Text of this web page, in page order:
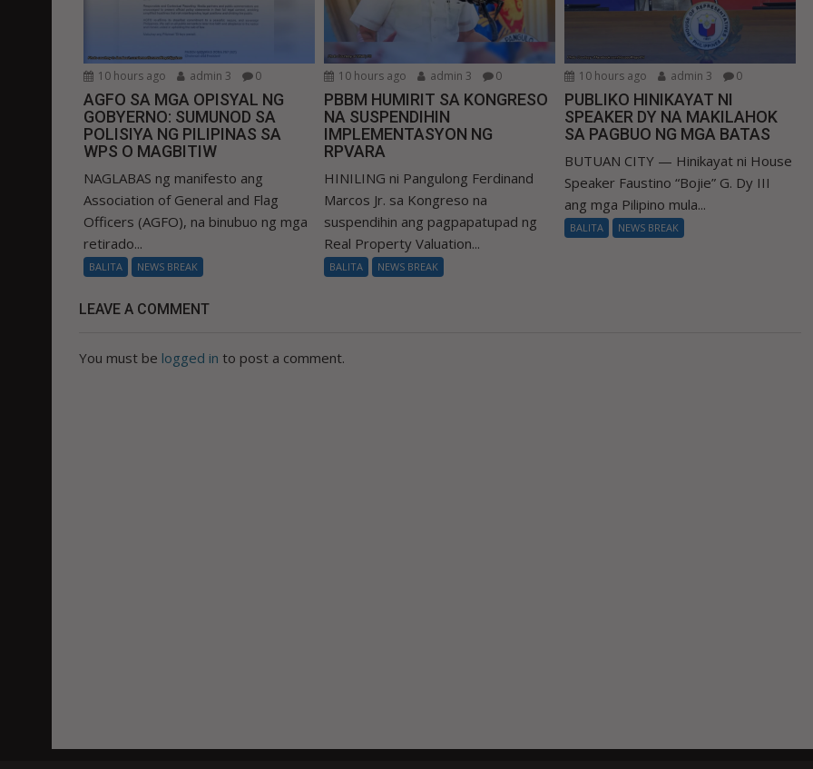
10 hours ago admin 3 0
AGFO SA MGA OPISYAL NG
GOBYERNO: SUMUNOD SA
POLISIYA NG PILIPINAS SA
WPS O MAGBITIW
NAGLABAS ng manifesto ang
Association of General and Flag
Officers (AGFO), na binubuo ng mga
retirado...
BALITA NEWS BREAK
10 hours ago admin 3 0
PBBM HUMIRIT SA KONGRESO
NA SUSPENDIHIN
IMPLEMENTASYON NG
RPVARA
HINILING ni Pangulong Ferdinand
Marcos Jr. sa Kongreso na
suspendihin ang pagpapatupad ng
Real Property Valuation...
BALITA NEWS BREAK
10 hours ago admin 3 0
PUBLIKO HINIKAYAT NI
SPEAKER DY NA MAKILAHOK
SA PAGBUO NG MGA BATAS
BUTUAN CITY — Hinikayat ni House
Speaker Faustino “Bojie” G. Dy III
ang mga Pilipino mula...
BALITA NEWS BREAK
LEAVE A COMMENT
You must be logged in to post a comment.